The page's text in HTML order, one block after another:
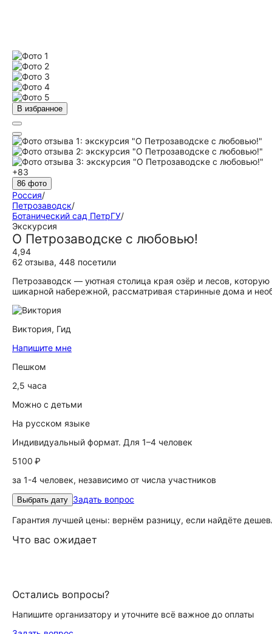
В избранное
+83
86 фото
Россия/
Петрозаводск/
Ботанический сад ПетрГУ/
Экскурсия
О Петрозаводске с любовью!
4,94
62 отзыва, 448 посетили
Петрозаводск — уютная столица края озёр и лесов,
шикарной набережной, рассматривая старинные дома и
Виктория, Гид
Напишите мне
Пешком
2,5 часа
Можно с детьми
На русском языке
Индивидуальный формат. Для 1–4 человек
5100 ₽
за 1-4 человек, независимо от числа участников
Выбрать дату Задать вопрос
Гарантия лучшей цены: вернём разницу, если найдёте
Что вас ожидает
Остались вопросы?
Напишите организатору и уточните всё важное до оплаты